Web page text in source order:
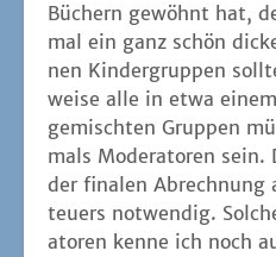
Büchern gewöhnt hat,
mal ein ganz schön
nen Kin­der­grup­pen
wei­se alle in etwa
gemisch­ten Grup­pen
mals Mode­ra­to­ren sein.
der fina­len
teu­ers not­wen­dig.
a­to­ren ken­ne ich noch